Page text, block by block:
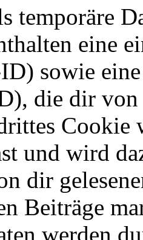
temporäre
eine
sowie
die dir
Cookie
und wird
dir
Beiträge
werden